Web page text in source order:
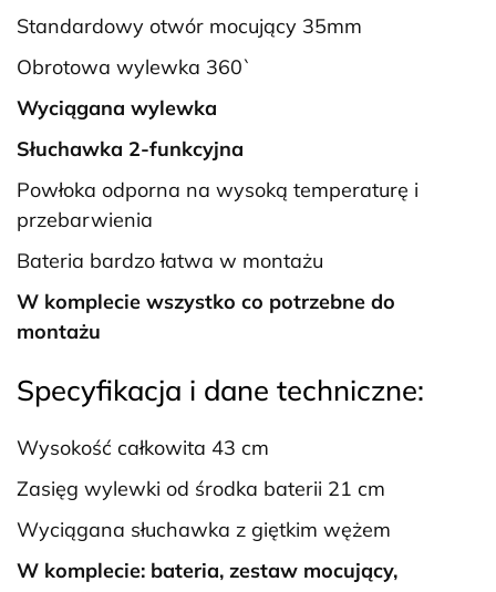
Standardowy otwór mocujący 35mm
Obrotowa wylewka 360`
Wyciągana wylewka
Słuchawka 2-funkcyjna
Powłoka odporna na wysoką temperaturę i
przebarwienia
Bateria bardzo łatwa w montażu
W komplecie wszystko co potrzebne do
montażu
Specyfikacja i dane techniczne:
Wysokość całkowita 43 cm
Zasięg wylewki od środka baterii 21 cm
Wyciągana słuchawka z giętkim wężem
W komplecie: bateria, zestaw mocujący,